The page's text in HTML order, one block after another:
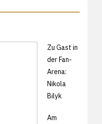
Zu Gast in
der Fan-
Arena:
Nikola
Bilyk
Am